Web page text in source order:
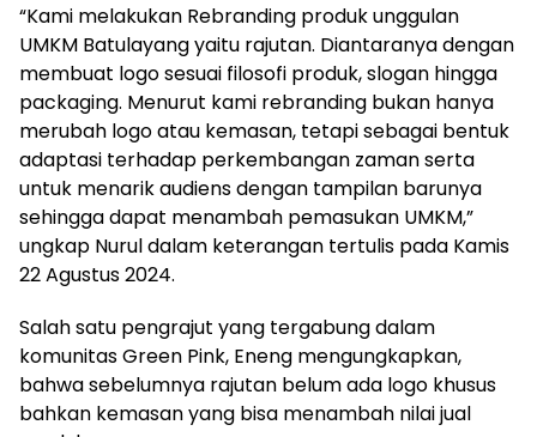
“Kami melakukan Rebranding produk unggulan
UMKM Batulayang yaitu rajutan. Diantaranya dengan
membuat logo sesuai filosofi produk, slogan hingga
packaging. Menurut kami rebranding bukan hanya
merubah logo atau kemasan, tetapi sebagai bentuk
adaptasi terhadap perkembangan zaman serta
untuk menarik audiens dengan tampilan barunya
sehingga dapat menambah pemasukan UMKM,”
ungkap Nurul dalam keterangan tertulis pada Kamis
22 Agustus 2024.
Salah satu pengrajut yang tergabung dalam
komunitas Green Pink, Eneng mengungkapkan,
bahwa sebelumnya rajutan belum ada logo khusus
bahkan kemasan yang bisa menambah nilai jual